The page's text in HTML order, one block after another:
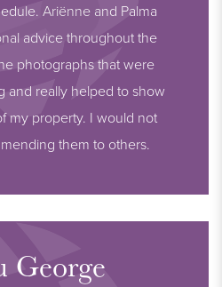
Ariënne and Palma
advice throughout the
photographs that were
and really helped to show
my property. I would not
them to others.
George